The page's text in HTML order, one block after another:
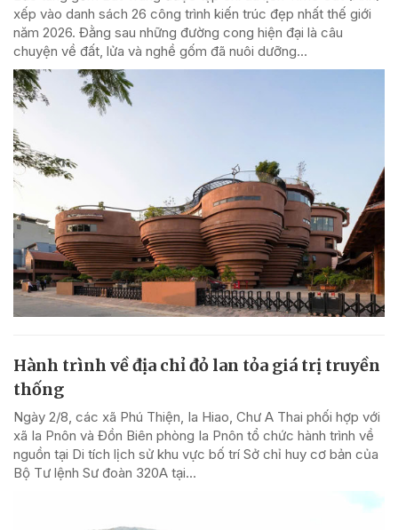
xếp vào danh sách 26 công trình kiến trúc đẹp nhất thế giới
năm 2026. Đằng sau những đường cong hiện đại là câu
chuyện về đất, lửa và nghề gốm đã nuôi dưỡng...
Hành trình về địa chỉ đỏ lan tỏa giá trị truyền
thống
Ngày 2/8, các xã Phú Thiện, Ia Hiao, Chư A Thai phối hợp với
xã Ia Pnôn và Đồn Biên phòng Ia Pnôn tổ chức hành trình về
nguồn tại Di tích lịch sử khu vực bố trí Sở chỉ huy cơ bản của
Bộ Tư lệnh Sư đoàn 320A tại...